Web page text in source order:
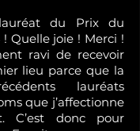
du Prix du
Quelle joie ! Merci !
ravi de recevoir
lieu parce que la
lauréats
que j’affectionne
C’est donc pour